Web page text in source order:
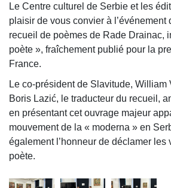
Le Centre culturel de Serbie et les
plaisir de vous convier à l’événement
recueil de poèmes de Rade Drainac,
poète », fraîchement publié pour la
France.
Le co-président de Slavitude,
Boris Lazić, le traducteur du recueil,
en présentant cet ouvrage majeur
mouvement de la « moderna » en
également l’honneur de déclamer les
poète.